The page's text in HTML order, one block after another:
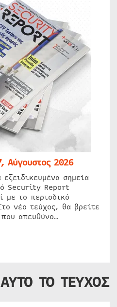
2026
σημεία
Security Report
με το περιοδικό
νέο τεύχος, θα βρείτε
απευθύνο…
ΤΟ ΤΕΥΧΟΣ